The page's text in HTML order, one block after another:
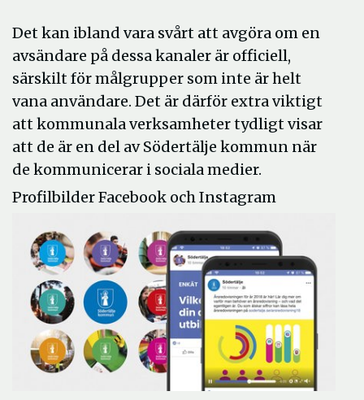
Det kan ibland vara svårt att avgöra om en
avsändare på dessa kanaler är officiell,
särskilt för målgrupper som inte är helt
vana användare. Det är därför extra viktigt
att kommunala verksamheter tydligt visar
att de är en del av Södertälje kommun när
de kommunicerar i sociala medier.
Profilbilder Facebook och Instagram